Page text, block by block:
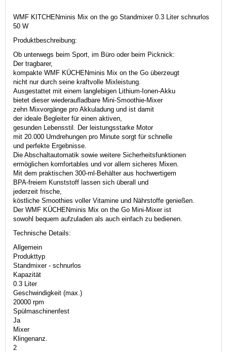
WMF KITCHENminis Mix on the go Standmixer 0.3 Liter schnurlos
50 W
Produktbeschreibung:
Ob unterwegs beim Sport, im Büro oder beim Picknick:
Der tragbarer,
kompakte WMF KÜCHENminis Mix on the Go überzeugt
nicht nur durch seine kraftvolle Mixleistung.
Ausgestattet mit einem langlebigen Lithium-Ionen-Akku
bietet dieser wiederaufladbare Mini-Smoothie-Mixer
zehn Mixvorgänge pro Akkuladung und ist damit
der ideale Begleiter für einen aktiven,
gesunden Lebensstil. Der leistungsstarke Motor
mit 20.000 Umdrehungen pro Minute sorgt für schnelle
und perfekte Ergebnisse.
Die Abschaltautomatik sowie weitere Sicherheitsfunktionen
ermöglichen komfortables und vor allem sicheres Mixen.
Mit dem praktischen 300-ml-Behälter aus hochwertigem
BPA-freiem Kunststoff lassen sich überall und
jederzeit frische,
köstliche Smoothies voller Vitamine und Nährstoffe genießen.
Der WMF KÜCHENminis Mix on the Go Mini-Mixer ist
sowohl bequem aufzuladen als auch einfach zu bedienen.
Technische Details:
Allgemein
Produkttyp
Standmixer - schnurlos
Kapazität
0.3 Liter
Geschwindigkeit (max.)
20000 rpm
Spülmaschinenfest
Ja
Mixer
Klingenanz.
2